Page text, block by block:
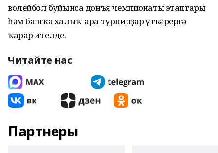
волейбол буйынса донъя чемпионаты этаптары
һәм башҡа халыҡ-ара турнирҙар үткәрергә
ҡарар ителде.
Читайте нас
Партнеры